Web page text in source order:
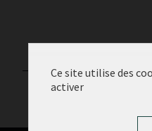
Ce site utilise des
activer